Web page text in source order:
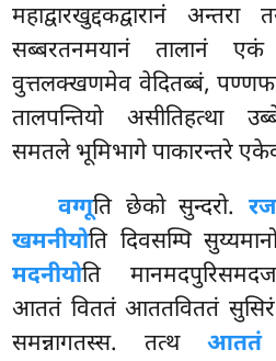
महाद्वारखुद्दकद्वारानं
सब्बरतनमयानं तालानं एकं
वुत्तलक्खणमेव वेदितब्बं,
तालपन्तियो असीतिहत्था
समतले भूमिभागे पाकारन्तरे
वग्गूति छेको सुन्दरो.
खमनीयोति दिवसम्पि
मदनीयोति
आततं विततं आततविततं
समन्नागतस्स. तत्थ आततं